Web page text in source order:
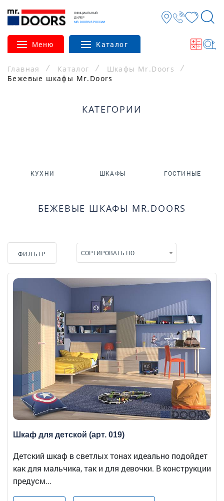
ОФИЦИАЛЬНЫЙ
ДИЛЕР
MR. DOORS В РОССИИ
Меню Каталог
Главная Каталог
Шкафы Mr.Doors
Бежевые шкафы Mr.Doors
КАТЕГОРИИ
КУХНИ ШКАФЫ ГОСТИНЫЕ
БЕЖЕВЫЕ ШКАФЫ MR.DOORS
ФИЛЬТР СОРТИРОВАТЬ ПО
Шкаф для детской (арт. 019)
Детский шкаф в светлых тонах идеально подойдет
как для мальчика, так и для девочки. В конструкции
предусм...